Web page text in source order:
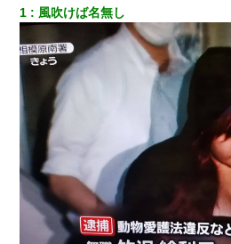
1 風吹けば名無し